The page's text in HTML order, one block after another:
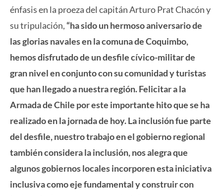
énfasis en la proeza del capitán Arturo Prat Chacón y
su tripulación, “ha sido un hermoso aniversario de
las glorias navales en la comuna de Coquimbo,
hemos disfrutado de un desfile cívico-militar de
gran nivel en conjunto con su comunidad y turistas
que han llegado a nuestra región. Felicitar a la
Armada de Chile por este importante hito que se ha
realizado en la jornada de hoy. La inclusión fue parte
del desfile, nuestro trabajo en el gobierno regional
también considera la inclusión, nos alegra que
algunos gobiernos locales incorporen esta iniciativa
inclusiva como eje fundamental y construir con